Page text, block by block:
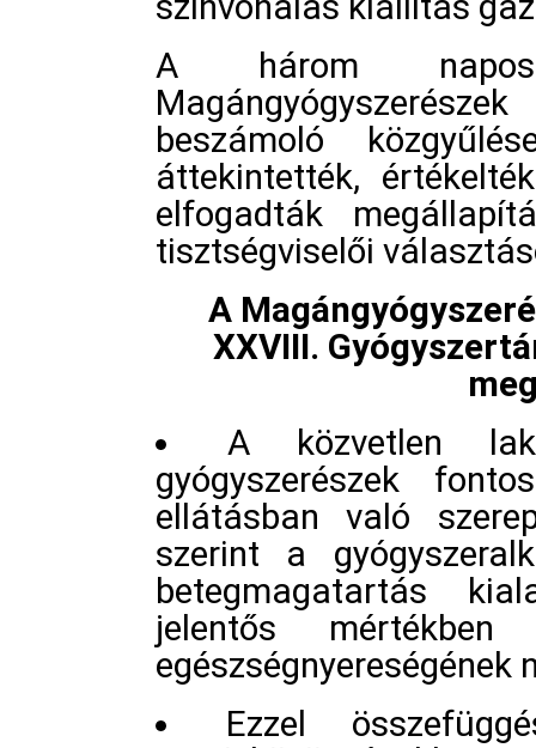
A három napos
beszámoló
áttekintették,
elfogadták
tisztségviselői
A
XXVIII.
A közvetlen
gyógyszerészek
ellátásban való
szerint a
betegmagatartás
jelentős
egészségnyereségének
Ezzel